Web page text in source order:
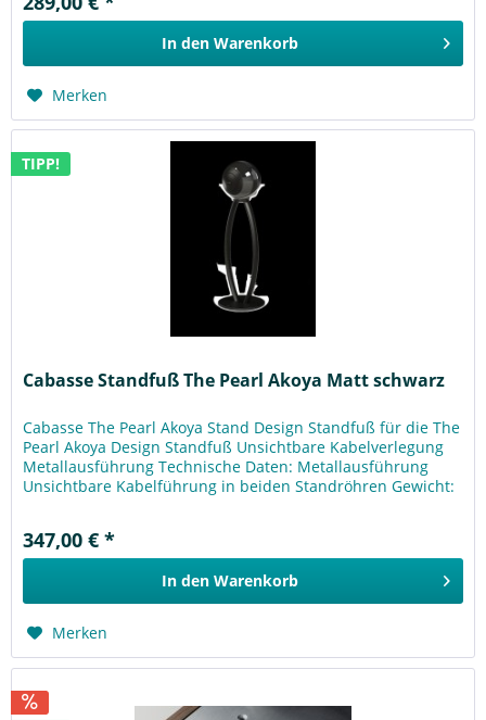
In den Warenkorb
Merken
TIPP!
Cabasse Standfuß The Pearl Akoya Matt schwarz
Cabasse The Pearl Akoya Stand Design Standfuß für die The
Pearl Akoya Design Standfuß Unsichtbare Kabelverlegung
Metallausführung Technische Daten: Metallausführung
Unsichtbare Kabelführung in beiden Standröhren Gewicht:
347,00 € *
In den Warenkorb
Merken